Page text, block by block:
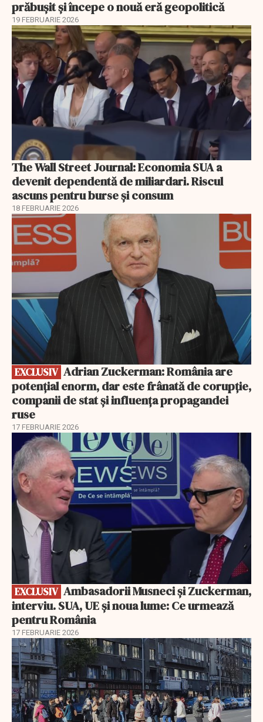
prăbușit și începe o nouă eră geopolitică
19 FEBRUARIE 2026
The Wall Street Journal: Economia SUA a
devenit dependentă de miliardari. Riscul
ascuns pentru burse și consum
18 FEBRUARIE 2026
EXCLUSIV
EXCLUSIV
potențial enorm, dar este frânată de corupție,
companii de stat și influența propagandei
ruse
17 FEBRUARIE 2026
EXCLUSIV
EXCLUSIV
interviu. SUA, UE și noua lume: Ce urmează
pentru România
17 FEBRUARIE 2026